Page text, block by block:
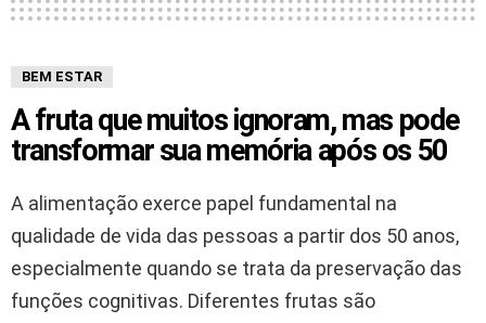
BEM ESTAR
A fruta que muitos ignoram, mas pode
transformar sua memória após os 50
A alimentação exerce papel fundamental na
qualidade de vida das pessoas a partir dos 50 anos,
especialmente quando se trata da preservação das
funções cognitivas. Diferentes frutas são